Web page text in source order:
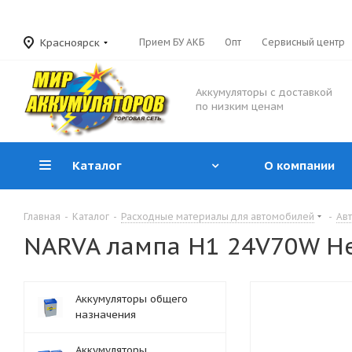
Красноярск Прием БУ АКБ Опт Сервисный центр
Аккумуляторы с доставкой
по низким ценам
Каталог О компании
Главная - Каталог - Расходные материалы для автомобилей -
NARVA лампа H1 24V70W
Аккумуляторы общего
назначения